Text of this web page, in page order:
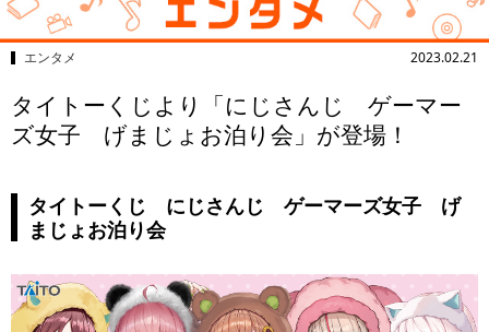
エンタメ 2023.02.21
タイトーくじより「にじさんじ ゲーマー
ズ女子 げまじょお泊り会」が登場！
タイトーくじ にじさんじ ゲーマーズ女子 げ
まじょお泊り会